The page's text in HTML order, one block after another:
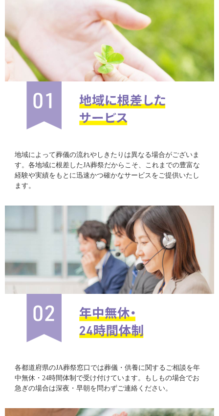
地域によって葬儀の流れやしきたりは異なる場合がございま
す。各地域に根差したJA葬祭だからこそ、これまでの豊富な
経験や実績をもとに迅速かつ確かなサービスをご提供いたし
ます。
各都道府県のJA葬祭窓口では葬儀・供養に関するご相談を年
中無休・24時間体制で受け付けています。もしもの場合でお
急ぎの場合は深夜・早朝を問わずご連絡ください。